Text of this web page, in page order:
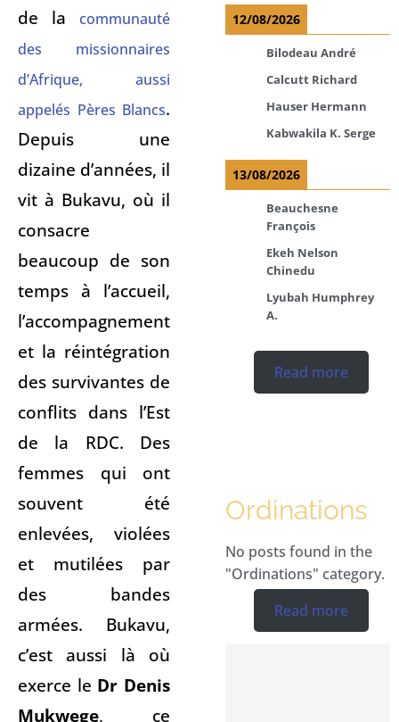
de la
communauté
des missionnaires
d’Afrique, aussi
appelés Pères Blancs.
Depuis une
dizaine d’années, il
vit à Bukavu, où il
consacre
beaucoup de son
temps à l’accueil,
l’accompagnement
et la réintégration
des survivantes de
conflits dans l’Est
de la RDC. Des
femmes qui ont
souvent été
enlevées, violées
et mutilées par
des bandes
armées. Bukavu,
c’est aussi là où
exerce le Dr Denis
Mukwege, ce
12/08/2026
Bilodeau André
Calcutt Richard
Hauser Hermann
Kabwakila K. Serge
13/08/2026
Beauchesne
François
Ekeh Nelson
Chinedu
Lyubah Humphrey
A.
Read more
Ordinations
No posts found in the
"Ordinations" category.
Read more